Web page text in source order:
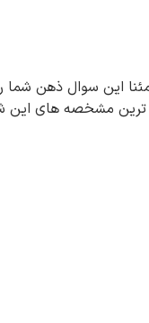
این سوال ذهن
ترین مشخصه های